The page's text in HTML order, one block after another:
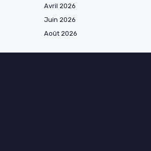
Avril 2026
Juin 2026
Août 2026